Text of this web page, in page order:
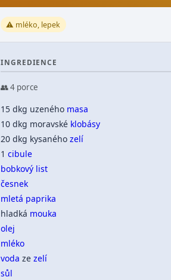
⚠️ mléko, lepek
INGREDIENCE
👥 4 porce
15 dkg uzeného masa
10 dkg moravské klobásy
20 dkg kysaného zelí
1 cibule
bobkový list
česnek
mletá paprika
hladká mouka
olej
mléko
voda ze zelí
sůl